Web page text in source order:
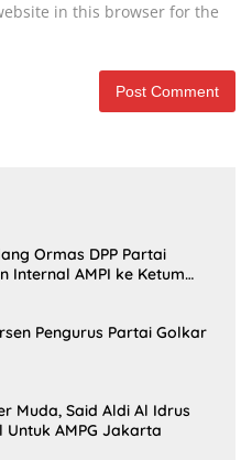
in this browser for the
Ormas DPP Partai
Internal AMPI ke Ketum
Pengurus Partai Golkar
Muda, Said Aldi Al Idrus
AMPG Jakarta